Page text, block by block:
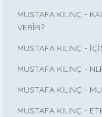
MUSTAFA KILINÇ -
VERİR?
MUSTAFA KILINÇ -
MUSTAFA KILINÇ -
MUSTAFA KILINÇ -
MUSTAFA KILINÇ -